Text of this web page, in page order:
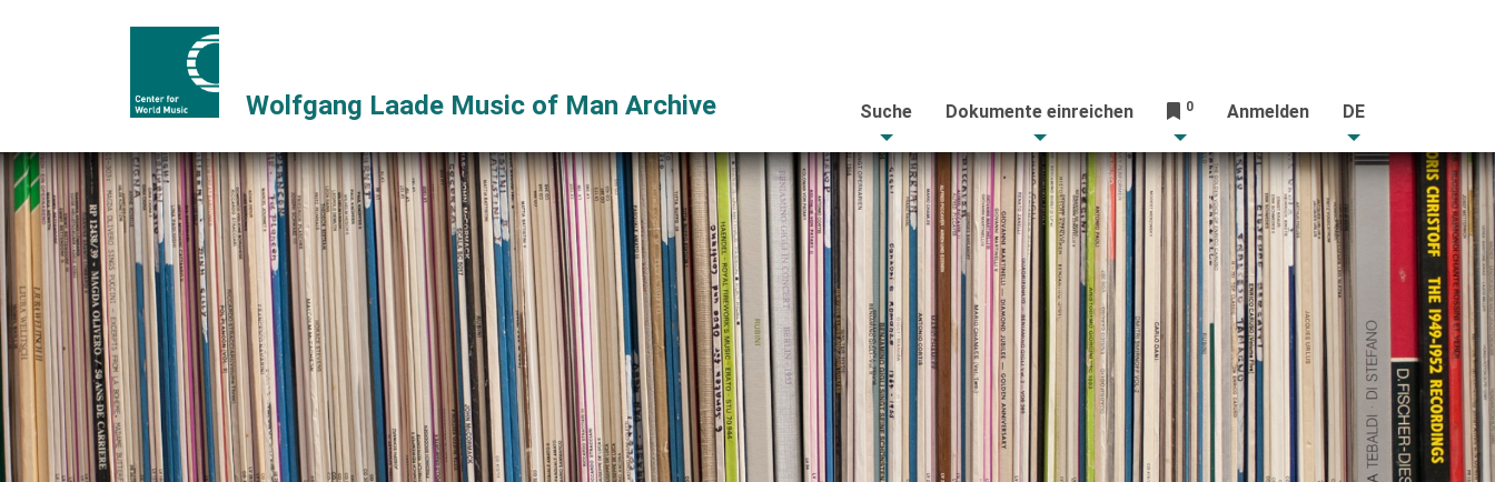
Wolfgang Laade Music of Man Archive Suche Dokumente einreichen 0 Anmelden DE